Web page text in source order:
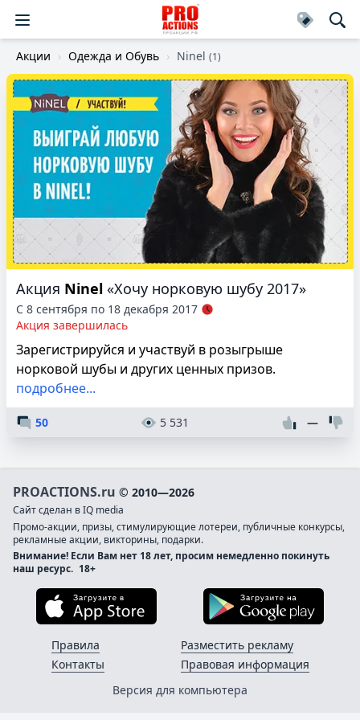
Акции Одежда и Обувь Ninel (1)
Акция Ninel «Хочу норковую шубу 2017»
С 8 сентября по 18 декабря 2017
Акция завершилась
Зарегистрируйся и участвуй в розыгрыше
норковой шубы и других ценных призов.
подробнее...
50 5 531 —
PROACTIONS.ru © 2010—2026
Сайт сделан в IQ media
Промо-акции, призы, стимулирующие лотереи, публичные конкурсы,
рекламные акции, викторины, подарки.
Внимание! Если Вам нет 18 лет, просим немедленно покинуть
наш ресурс. 18+
Загрузите в App Store
Правила
Контакты
Разместить рекламу
Правовая информация
Версия для компьютера